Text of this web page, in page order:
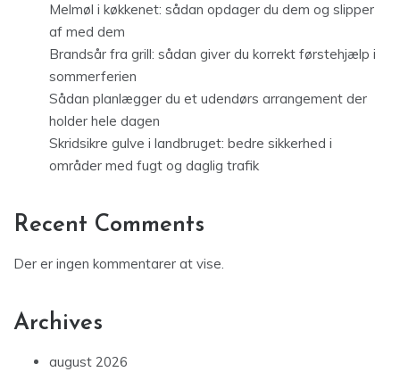
Melmøl i køkkenet: sådan opdager du dem og slipper
af med dem
Brandsår fra grill: sådan giver du korrekt førstehjælp i
sommerferien
Sådan planlægger du et udendørs arrangement der
holder hele dagen
Skridsikre gulve i landbruget: bedre sikkerhed i
områder med fugt og daglig trafik
Recent Comments
Der er ingen kommentarer at vise.
Archives
august 2026